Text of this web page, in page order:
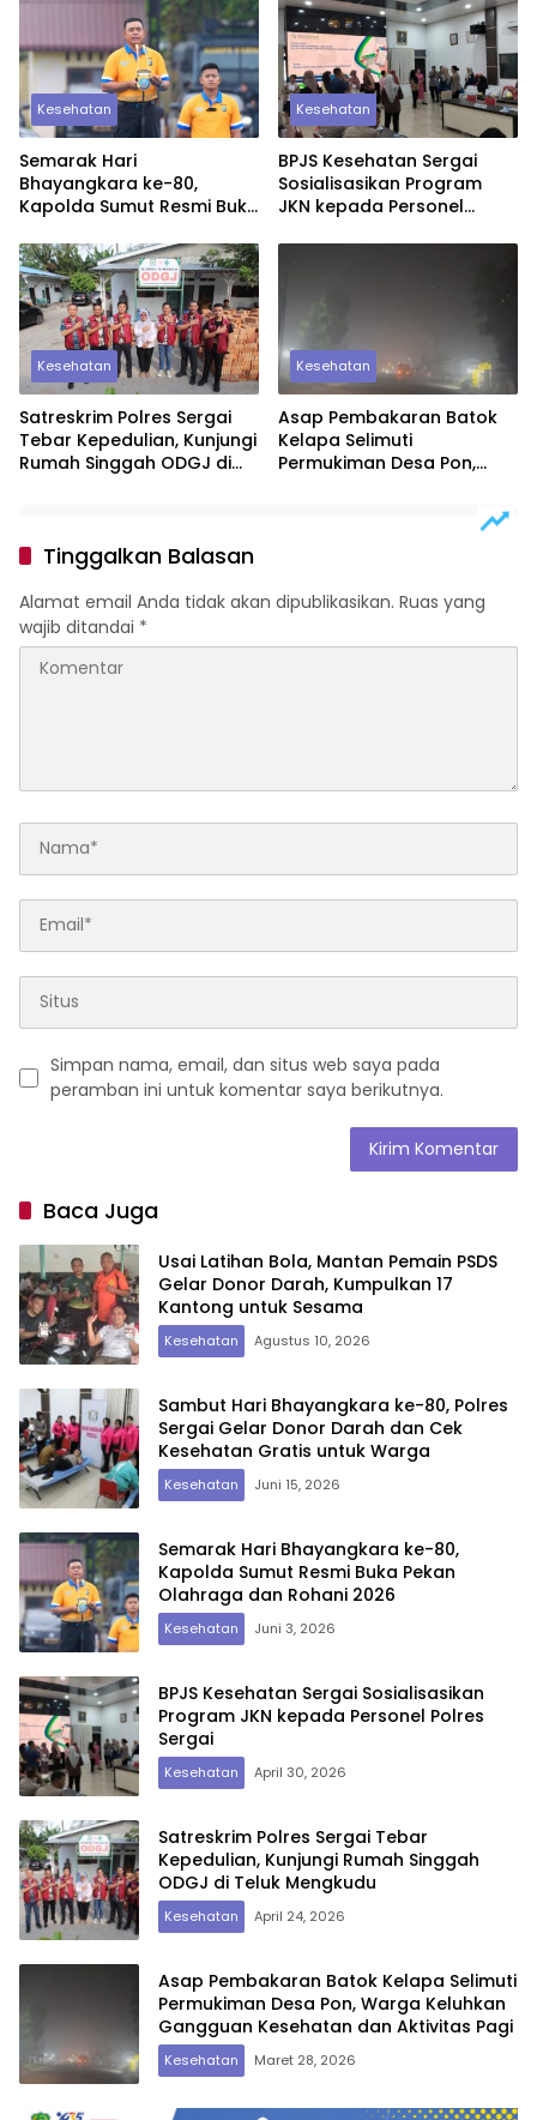
Kesehatan
Semarak Hari
Bhayangkara ke-80,
Kapolda Sumut Resmi Buka
Rohani 2026
Kesehatan
BPJS Kesehatan Sergai
Sosialisasikan Program
JKN kepada Personel
Kesehatan
Satreskrim Polres Sergai
Tebar Kepedulian, Kunjungi
Rumah Singgah ODGJ di
Kesehatan
Asap Pembakaran Batok
Kelapa Selimuti
Permukiman Desa Pon,
Gangguan Kesehatan dan
Tinggalkan Balasan
Alamat email Anda tidak akan dipublikasikan. Ruas yang
wajib ditandai *
Simpan nama, email, dan situs web saya pada
peramban ini untuk komentar saya berikutnya.
Baca Juga
Usai Latihan Bola, Mantan Pemain PSDS
Gelar Donor Darah, Kumpulkan 17
Kantong untuk Sesama
Kesehatan Agustus 10, 2026
Sambut Hari Bhayangkara ke-80, Polres
Sergai Gelar Donor Darah dan Cek
Kesehatan Gratis untuk Warga
Kesehatan Juni 15, 2026
Semarak Hari Bhayangkara ke-80,
Kapolda Sumut Resmi Buka Pekan
Olahraga dan Rohani 2026
Kesehatan Juni 3, 2026
BPJS Kesehatan Sergai Sosialisasikan
Program JKN kepada Personel Polres
Sergai
Kesehatan April 30, 2026
Satreskrim Polres Sergai Tebar
Kepedulian, Kunjungi Rumah Singgah
ODGJ di Teluk Mengkudu
Kesehatan April 24, 2026
Asap Pembakaran Batok Kelapa Selimuti
Permukiman Desa Pon, Warga Keluhkan
Gangguan Kesehatan dan Aktivitas Pagi
Kesehatan Maret 28, 2026